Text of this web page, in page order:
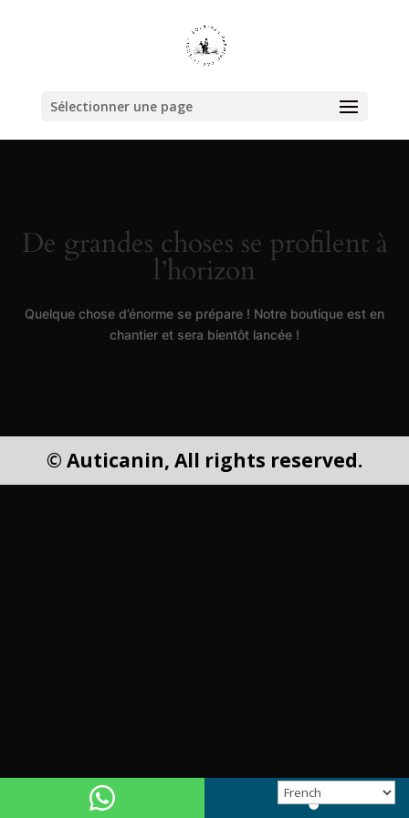
Sélectionner une page
De grandes choses se profilent à
l’horizon
Quelque chose d’énorme se prépare ! Notre boutique est en
chantier et sera bientôt lancée !
© Auticanin, All rights reserved.